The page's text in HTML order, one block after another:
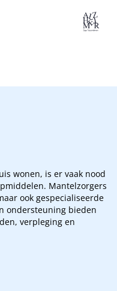
wonen, is er vaak nood
Mantelzorgers
ook gespecialiseerde
ondersteuning bieden
verpleging en